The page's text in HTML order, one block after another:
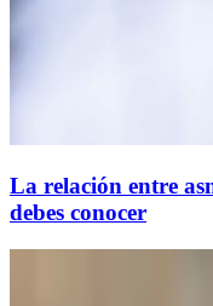
La relación entre
debes conocer